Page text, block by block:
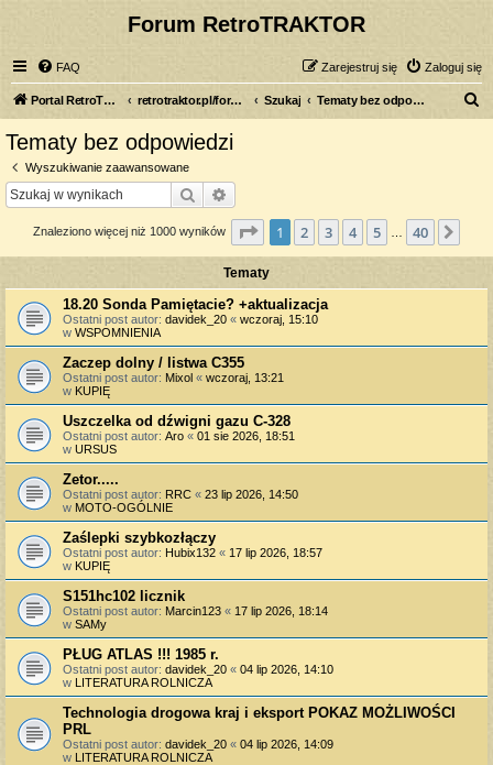
Forum RetroTRAKTOR
FAQ Zaloguj się
Zarejestruj się
Portal RetroTRAKTOR.pl retrotraktor.pl/forum Szukaj Tematy bez odpowiedzi
Tematy bez odpowiedzi
Wyszukiwanie zaawansowane
Szukaj
Znaleziono więcej niż 1000 wyników Strona z40
1 2 3 4 5 40
Tematy
18.20 Sonda Pamiętacie? +aktualizacja
Ostatni post autor: davidek_20 « wczoraj, 15:10
w WSPOMNIENIA
Zaczep dolny / listwa C355
Ostatni post autor: Mixol « wczoraj, 13:21
w KUPIĘ
Uszczelka od dźwigni gazu C-328
Ostatni post autor: Aro « 01 sie 2026, 18:51
w URSUS
Zetor.....
Ostatni post autor: RRC « 23 lip 2026, 14:50
w MOTO-OGÓLNIE
Zaślepki szybkozłączy
Ostatni post autor: Hubix132 « 17 lip 2026, 18:57
w KUPIĘ
S151hc102 licznik
Ostatni post autor: Marcin123 « 17 lip 2026, 18:14
w SAMy
PŁUG ATLAS !!! 1985 r.
Ostatni post autor: davidek_20 « 04 lip 2026, 14:10
w LITERATURA ROLNICZA
Technologia drogowa kraj i eksport POKAZ MOŻLIWOŚCI
PRL
Ostatni post autor: davidek_20 « 04 lip 2026, 14:09
w LITERATURA ROLNICZA